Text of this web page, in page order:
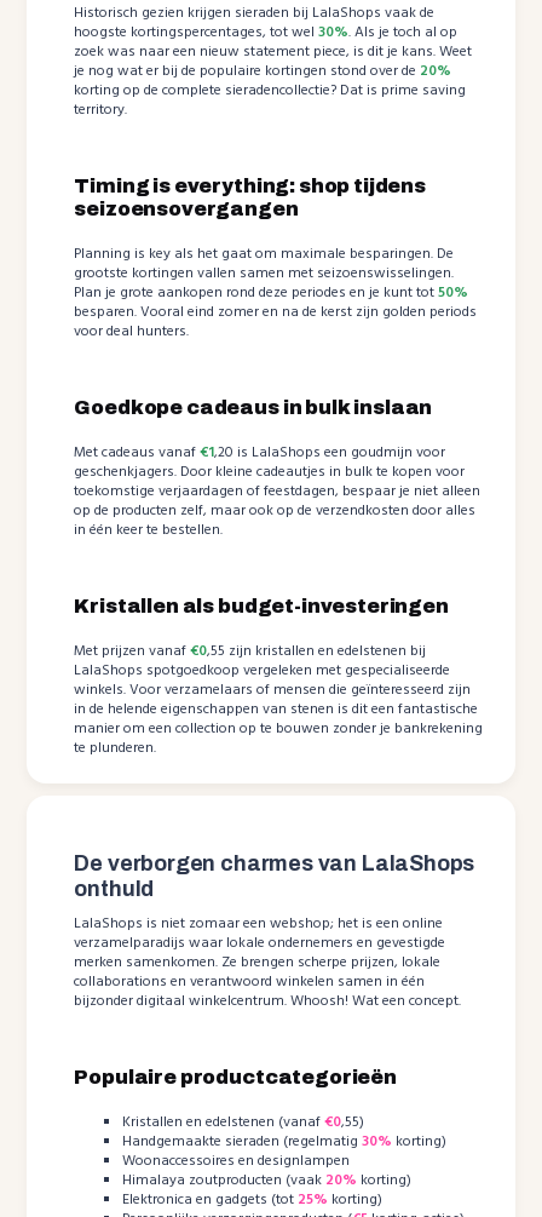
Historisch gezien krijgen sieraden bij LalaShops vaak de
hoogste kortingspercentages, tot wel30%. Als je toch al op
zoek was naar een nieuw statement piece, is dit je kans. Weet
je nog wat er bij de populaire kortingen stond over de 20%
korting op de complete sieradencollectie? Dat is prime saving
territory.
Timing is everything: shop tijdens
seizoensovergangen
Planning is key als het gaat om maximale besparingen. De
grootste kortingen vallen samen met seizoenswisselingen.
Plan je grote aankopen rond deze periodes en je kunt tot50%
besparen. Vooral eind zomer en na de kerst zijn golden periods
voor deal hunters.
Goedkope cadeaus in bulk inslaan
Met cadeaus vanaf€1,20 is LalaShops een goudmijn voor
geschenkjagers. Door kleine cadeautjes in bulk te kopen voor
toekomstige verjaardagen of feestdagen, bespaar je niet alleen
op de producten zelf, maar ook op de verzendkosten door alles
in één keer te bestellen.
Kristallen als budget-investeringen
Met prijzen vanaf€0,55 zijn kristallen en edelstenen bij
LalaShops spotgoedkoop vergeleken met gespecialiseerde
winkels. Voor verzamelaars of mensen die geïnteresseerd zijn
in de helende eigenschappen van stenen is dit een fantastische
manier om een collection op te bouwen zonder je bankrekening
te plunderen.
De verborgen charmes van LalaShops
onthuld
LalaShops is niet zomaar een webshop; het is een online
verzamelparadijs waar lokale ondernemers en gevestigde
merken samenkomen. Ze brengen scherpe prijzen, lokale
collaborations en verantwoord winkelen samen in één
bijzonder digitaal winkelcentrum. Whoosh! Wat een concept.
Populaire productcategorieën
Kristallen en edelstenen (vanaf€0,55)
Handgemaakte sieraden (regelmatig30% korting)
Woonaccessoires en designlampen
Himalaya zoutproducten (vaak 20% korting)
Elektronica en gadgets (tot 25% korting)